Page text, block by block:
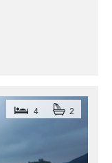
4 2